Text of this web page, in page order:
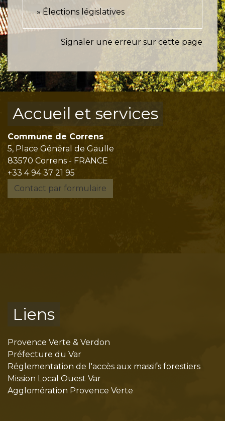
Élections législatives
Signaler une erreur sur cette page
Accueil et services
Commune de Correns
5, Place Général de Gaulle
83570 Correns - FRANCE
+33 4 94 37 21 95
Contact par formulaire
Liens
Provence Verte & Verdon
Préfecture du Var
Réglementation de l'accès aux massifs forestiers
Mission Local Ouest Var
Agglomération Provence Verte